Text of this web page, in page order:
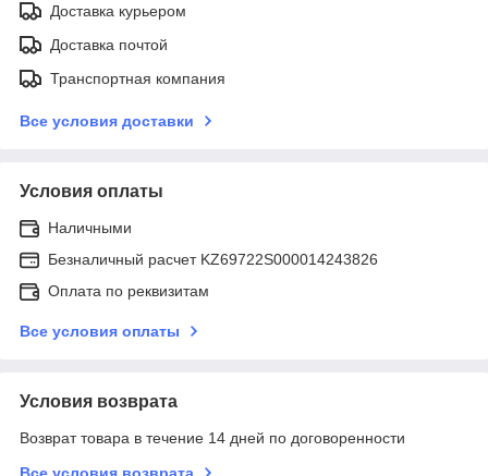
Доставка курьером
Доставка почтой
Транспортная компания
Все условия доставки
Условия оплаты
Наличными
Безналичный расчет KZ69722S000014243826
Оплата по реквизитам
Все условия оплаты
Условия возврата
Возврат товара в течение 14 дней по договоренности
Все условия возврата